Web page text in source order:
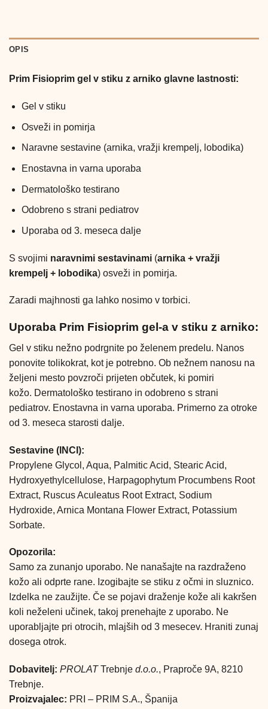
OPIS
Prim Fisioprim gel v stiku z arniko glavne lastnosti:
Gel v stiku
Osveži in pomirja
Naravne sestavine (arnika, vražji krempelj, lobodika)
Enostavna in varna uporaba
Dermatološko testirano
Odobreno s strani pediatrov
Uporaba od 3. meseca dalje
S svojimi naravnimi sestavinami (arnika + vražji
krempelj + lobodika) osveži in pomirja.
Zaradi majhnosti ga lahko nosimo v torbici.
Uporaba Prim Fisioprim gel-a v stiku z arniko:
Gel v stiku nežno podrgnite po želenem predelu. Nanos
ponovite tolikokrat, kot je potrebno. Ob nežnem nanosu na
željeni mesto povzroči prijeten občutek, ki pomiri
kožo. Dermatološko testirano in odobreno s strani
pediatrov. Enostavna in varna uporaba. Primerno za otroke
od 3. meseca starosti dalje.
Sestavine (INCI):
Propylene Glycol, Aqua, Palmitic Acid, Stearic Acid,
Hydroxyethylcellulose, Harpagophytum Procumbens Root
Extract, Ruscus Aculeatus Root Extract, Sodium
Hydroxide, Arnica Montana Flower Extract, Potassium
Sorbate.
Opozorila:
Samo za zunanjo uporabo. Ne nanašajte na razdraženo
kožo ali odprte rane. Izogibajte se stiku z očmi in sluznico.
Izdelka ne zaužijte. Če se pojavi draženje kože ali kakršen
koli neželeni učinek, takoj prenehajte z uporabo. Ne
uporabljajte pri otrocih, mlajših od 3 mesecev. Hraniti zunaj
dosega otrok.
Dobavitelj: PROLATTrebnje d.o.o., Praproče 9A, 8210
Trebnje.
Proizvajalec: PRI – PRIM S.A., Španija